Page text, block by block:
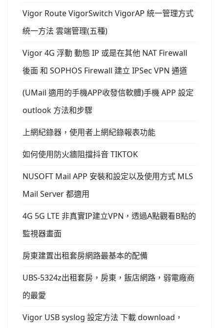
Vigor Route VigorSwitch VigorAP 統一管理方式
統一方法 雲端管理(五種)
Vigor 4G 浮動 動態 IP 或是在其他 NAT Firewall
後面 和 SOPHOS Firewall 建立 IPSec VPN 通道
(UMail 適用的手機APP收發信軟體)手機 APP 設定
outlook 方法和步驟
上網紀錄器，使用者上網紀錄報表功能
如何使用防火牆阻擋抖音 TIKTOK
NUSOFT Mail APP 安裝和設定以及使用方式 MLS
Mail Server 都適用
4G 5G LTE 非真實IP建立VPN，透過A點觀看B點的
監視器畫面
房東建置出租套房網路最基本的配備
UBS-5324z出租套房，房東，飯店網路，弱電廠商
的最愛
Vigor USB syslog 設定方法 下載 download，